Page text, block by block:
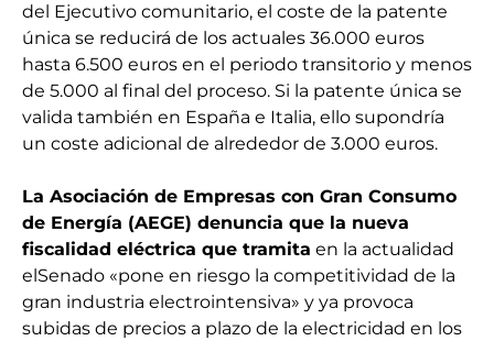
del Ejecutivo comunitario, el coste de la patente
única se reducirá de los actuales 36.000 euros
hasta 6.500 euros en el periodo transitorio y menos
de 5.000 al final del proceso. Si la patente única se
valida también en España e Italia, ello supondría
un coste adicional de alrededor de 3.000 euros.
La Asociación de Empresas con Gran Consumo
de Energía (AEGE) denuncia que la nueva
fiscalidad eléctrica que tramita en la actualidad
elSenado «pone en riesgo la competitividad de la
gran industria electrointensiva» y ya provoca
subidas de precios a plazo de la electricidad en los